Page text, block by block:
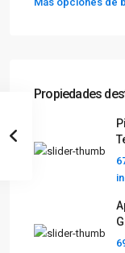
Propiedades